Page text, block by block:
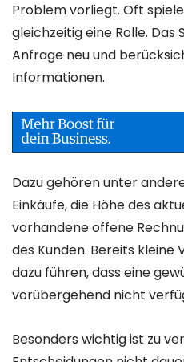
Problem vorliegt. Oft
gleichzeitig eine Rolle.
Anfrage neu und
Informationen.
Dazu gehören unter
Einkäufe, die Höhe des
vorhandene offene
des Kunden. Bereits
dazu führen, dass eine
vorübergehend nicht
Besonders wichtig ist zu